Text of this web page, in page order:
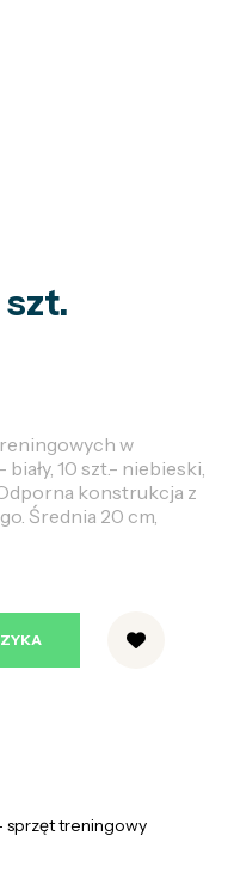
w
10 szt.- niebieski,
konstrukcja z
Średnia 20 cm,
sprzęt treningowy